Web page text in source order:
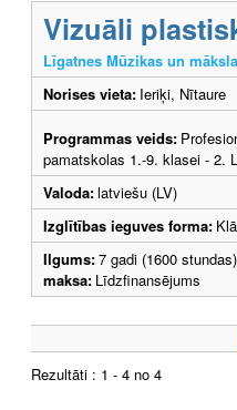
Vizuāli
Līgatnes Mūzikas un
Norises vieta: Ieriķi, Nītaure
Programmas veids:
pamatskolas 1.-9. klasei - 2.
Valoda:latviešu (LV)
Izglītības ieguves forma:
Ilgums:7 gadi (1600
maksa: Līdzfinansējums
Rezultāti : 1 - 4 no 4